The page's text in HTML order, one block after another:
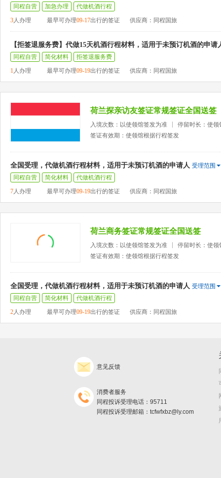
同程自营
加急办理
代做机酒行程
3人办理 最早可办理09-17出行的签证 供应商：同程国旅
【拒签退服务费】代做15天机酒行程材料，适用于未预订机酒的申请
同程自营 简化材料
拒签退服务费
1人办理 最早可办理09-19出行的签证 供应商：同程国旅
荷兰探亲访友签证常规签证全国送签
入境次数：以使领馆签发为准
停留时长：使领
签证有效期：使领馆根据行程签发
全国受理，代做机酒行程材料，适用于未预订机酒的申请人 受理范围
同程自营
简化材料
代做机酒行程
7人办理 最早可办理09-19出行的签证 供应商：同程国旅
荷兰商务签证常规签证全国送签
入境次数：以使领馆签发为准
停留时长：使领
签证有效期：使领馆根据行程签发
全国受理，代做机酒行程材料，适用于未预订机酒的申请人 受理范围
同程自营
简化材料
代做机酒行程
2人办理 最早可办理09-19出行的签证 供应商：同程国旅
意见反馈
消费者服务
同程投诉受理电话：95711
同程投诉受理邮箱：tcfwfxbz@ly.com